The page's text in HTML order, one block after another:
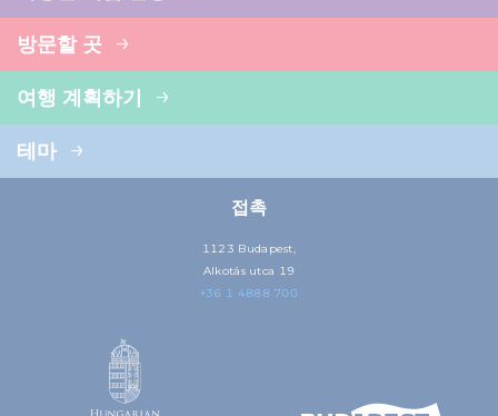
방문할 곳
여행 계획하기
테마
접촉
1123 Budapest,
Alkotás utca 19
+36 1 4888 700